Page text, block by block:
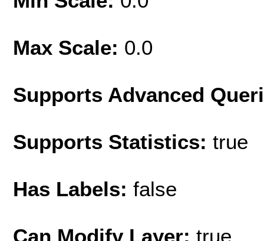
Max Scale: 0.0
Supports Advanced
Supports Statistics: true
Has Labels: false
Can Modify Layer: true